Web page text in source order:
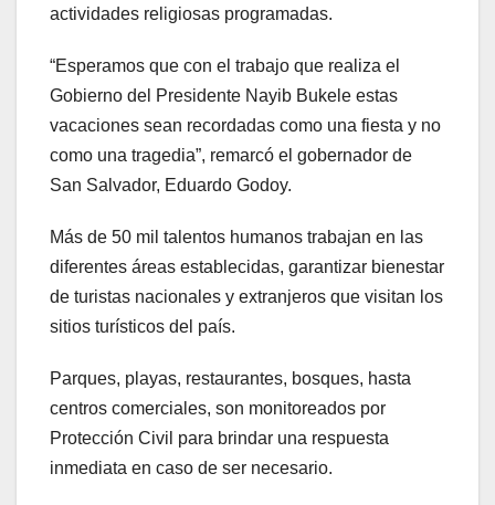
actividades religiosas programadas.
“Esperamos que con el trabajo que realiza el
Gobierno del Presidente Nayib Bukele estas
vacaciones sean recordadas como una fiesta y no
como una tragedia”, remarcó el gobernador de
San Salvador, Eduardo Godoy.
Más de 50 mil talentos humanos trabajan en las
diferentes áreas establecidas, garantizar bienestar
de turistas nacionales y extranjeros que visitan los
sitios turísticos del país.
Parques, playas, restaurantes, bosques, hasta
centros comerciales, son monitoreados por
Protección Civil para brindar una respuesta
inmediata en caso de ser necesario.